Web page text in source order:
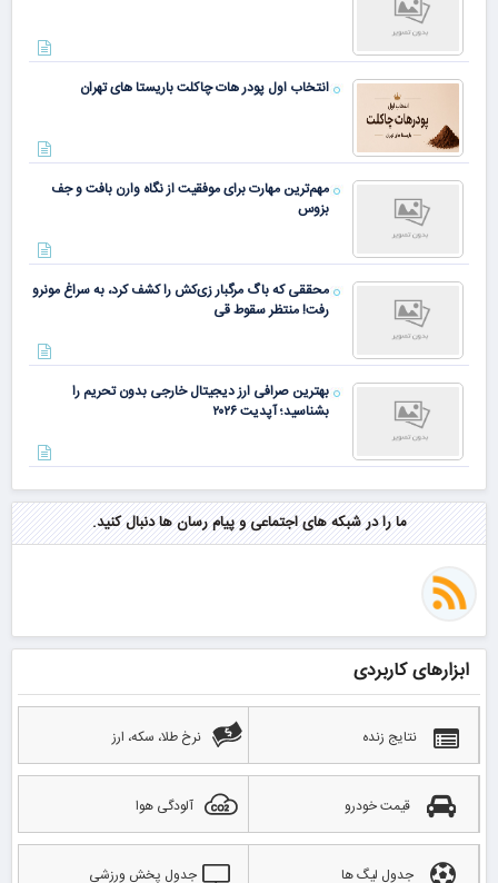
انتخاب اول پودر هات چاکلت باریستا های تهران
مهم‌ترین مهارت برای موفقیت از نگاه وارن بافت و جف
بزوس
محققی که باگ مرگبار زی‌کش را کشف کرد، به سراغ مونرو
رفت! منتظر سقوط قی
بهترین صرافی ارز دیجیتال خارجی بدون تحریم را
بشناسید؛ آپدیت ۲۰۲۶
ما را در شبکه های اجتماعی و پیام رسان ها دنبال کنید.
ابزارهای کاربردی
نتایج زنده نرخ طلا، سکه، ارز
قیمت خودرو آلودگی هوا
جدول لیگ ها جدول پخش ورزشی